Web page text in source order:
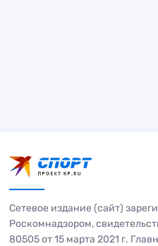
Сетевое издание (сайт)
Роскомнадзором,
80505 от 15 марта 2021 г.